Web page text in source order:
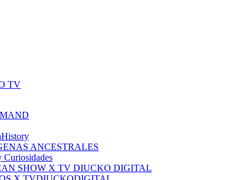
ANCESTRALES
Curiosidades
SHOW X TV DIUCKO DIGITAL